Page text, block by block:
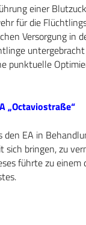
einer
für die
Versorgung in
punktuelle
„Octaviostraße“
EA in
bringen, zu
führte zu